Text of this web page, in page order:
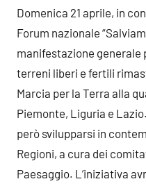
Domenica 21 aprile, in
Forum nazionale
manifestazione generale
terreni liberi e fertili
Marcia per la Terra alla
Piemonte, Liguria e
però svilupparsi in
Regioni, a cura dei
Paesaggio. L’iniziativa